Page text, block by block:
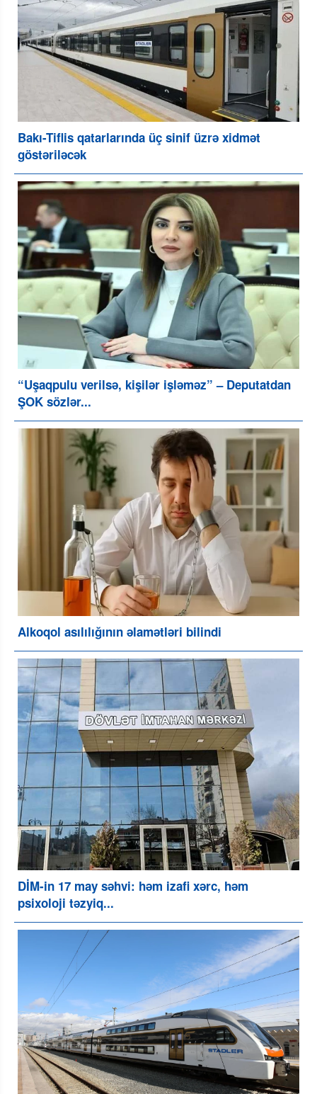
Bakı-Tiflis qatarlarında üç sinif üzrə xidmət
göstəriləcək
“Uşaqpulu verilsə, kişilər işləməz” – Deputatdan
ŞOK sözlər...
Alkoqol asılılığının əlamətləri bilindi
DİM-in 17 may səhvi: həm izafi xərc, həm
psixoloji təzyiq...